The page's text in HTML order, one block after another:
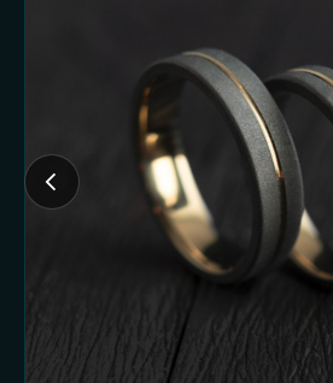
Частые вопросы (и честные
ответы):
FAQ И ГОТОВНОСТЬ
К ЗАКАЗУ
Доставляете ли
наложенным
Нет. Работаем только по предоплате. Это